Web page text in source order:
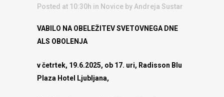
Posted at 10:30h in Novice by Andreja Sustar
VABILO NA OBELEŽITEV SVETOVNEGA DNE
ALS OBOLENJA
v četrtek, 19.6.2025, ob 17. uri, Radisson Blu
Plaza Hotel Ljubljana,